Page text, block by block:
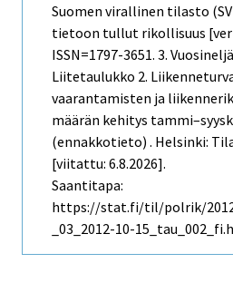
Suomen virallinen tilasto
tietoon tullut rikollisuus
ISSN=1797-3651. 3.
Liitetaulukko 2.
vaarantamisten ja
määrän kehitys
(ennakkotieto) . Helsinki:
[viitattu: 6.8.2026].
Saantitapa:
https://stat.fi/til/polrik/
_03_2012-10-